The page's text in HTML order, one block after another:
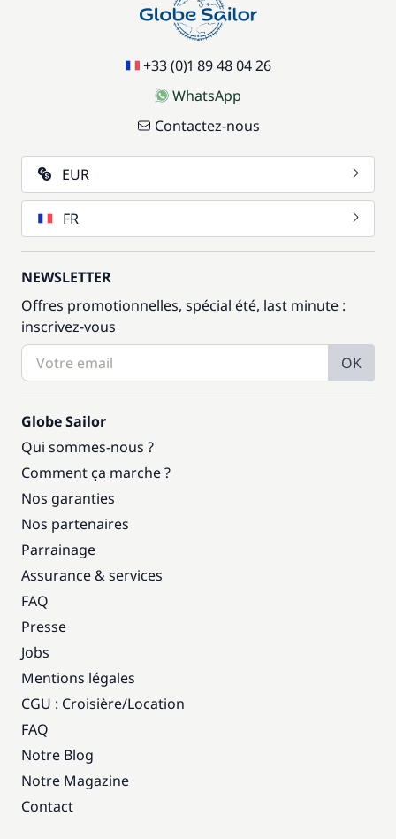
+33 (0)1 89 48 04 26
WhatsApp
Contactez-nous
EUR
FR
NEWSLETTER
Offres promotionnelles, spécial été, last minute :
inscrivez-vous
OK
Globe Sailor
Qui sommes-nous ?
Comment ça marche ?
Nos garanties
Nos partenaires
Parrainage
Assurance & services
FAQ
Presse
Jobs
Mentions légales
CGU : Croisière/Location
FAQ
Notre Blog
Notre Magazine
Contact